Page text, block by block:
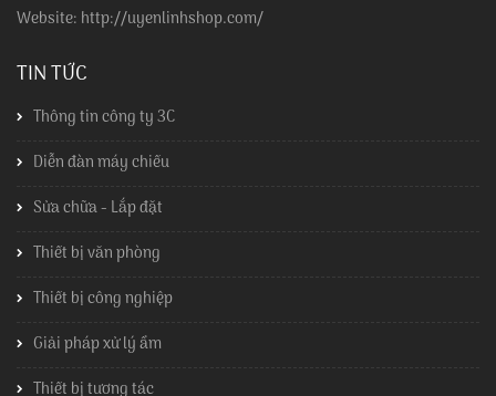
Website: http://uyenlinhshop.com/
TIN TỨC
Thông tin công ty 3C
Diễn đàn máy chiếu
Sửa chữa - Lắp đặt
Thiết bị văn phòng
Thiết bị công nghiệp
Giải pháp xử lý ẩm
Thiết bị tương tác